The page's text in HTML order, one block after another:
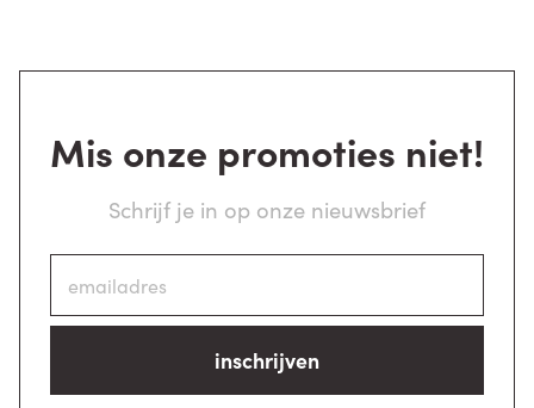
Mis onze promoties niet!
Schrijf je in op onze nieuwsbrief
inschrijven